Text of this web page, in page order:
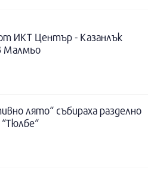
ИКТ Център - Казанлък
Малмьо
лято“ събираха разделно